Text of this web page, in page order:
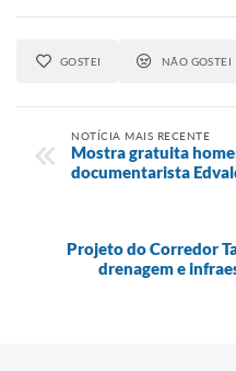
GOSTEI NÃO GOSTEI
NOTÍCIA MAIS RECENTE
Mostra gratuita
documentarista
Projeto do Corredor
drenagem e